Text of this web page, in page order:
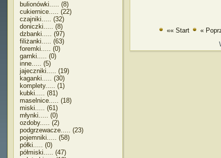
bulionówki..... (8)
cukiernice..... (22)
czajniki..... (32)
doniczki..... (8)
dzbanki..... (97)
filiżanki..... (63)
foremki..... (0)
garnki..... (0)
inne..... (5)
jajeczniki..... (19)
kaganki..... (30)
komplety..... (1)
kubki..... (81)
maselnice..... (18)
miski..... (61)
młynki..... (0)
ozdoby..... (2)
podgrzewacze..... (23)
pojemniki..... (58)
półki..... (0)
półmiski..... (47)
«« Start
«